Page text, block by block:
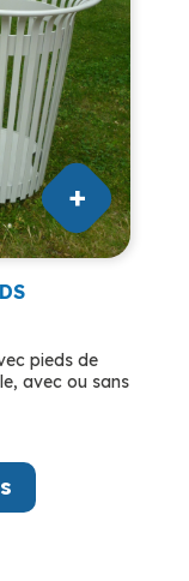
pieds de
avec ou sans